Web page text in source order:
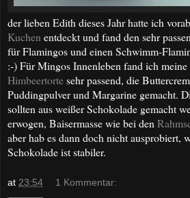
der lieben Edith dieses Jahr hatte ich
Kuchenentdeckt und fand den sehr
für Flamingos und einen Schwimm-
:-) Für Mingos Innenleben fand ich meine
Himbeertortesehr passend, die
Puddingpulver und Margarine gemacht.
sollten aus weißer Schokolade gemacht
erwogen, Baisermasse wie bei den
aber hab es dann doch nicht ausprobiert,
Schokolade ist stabiler.
at 23:54 1 Kommentar: